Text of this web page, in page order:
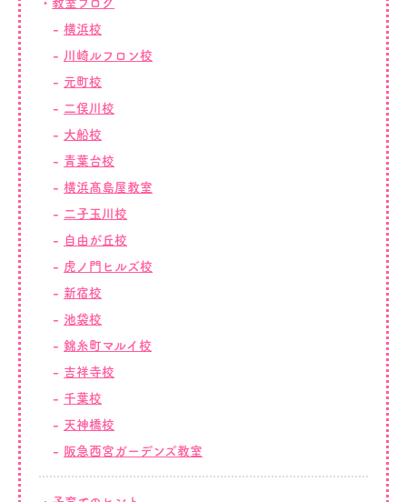
教室ブログ
横浜校
川崎ルフロン校
元町校
二俣川校
大船校
青葉台校
横浜髙島屋教室
二子玉川校
自由が丘校
虎ノ門ヒルズ校
新宿校
池袋校
錦糸町マルイ校
吉祥寺校
千葉校
天神橋校
阪急西宮ガーデンズ教室